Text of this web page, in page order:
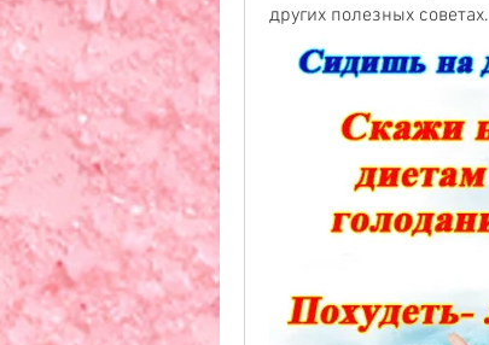
других полезных советах.